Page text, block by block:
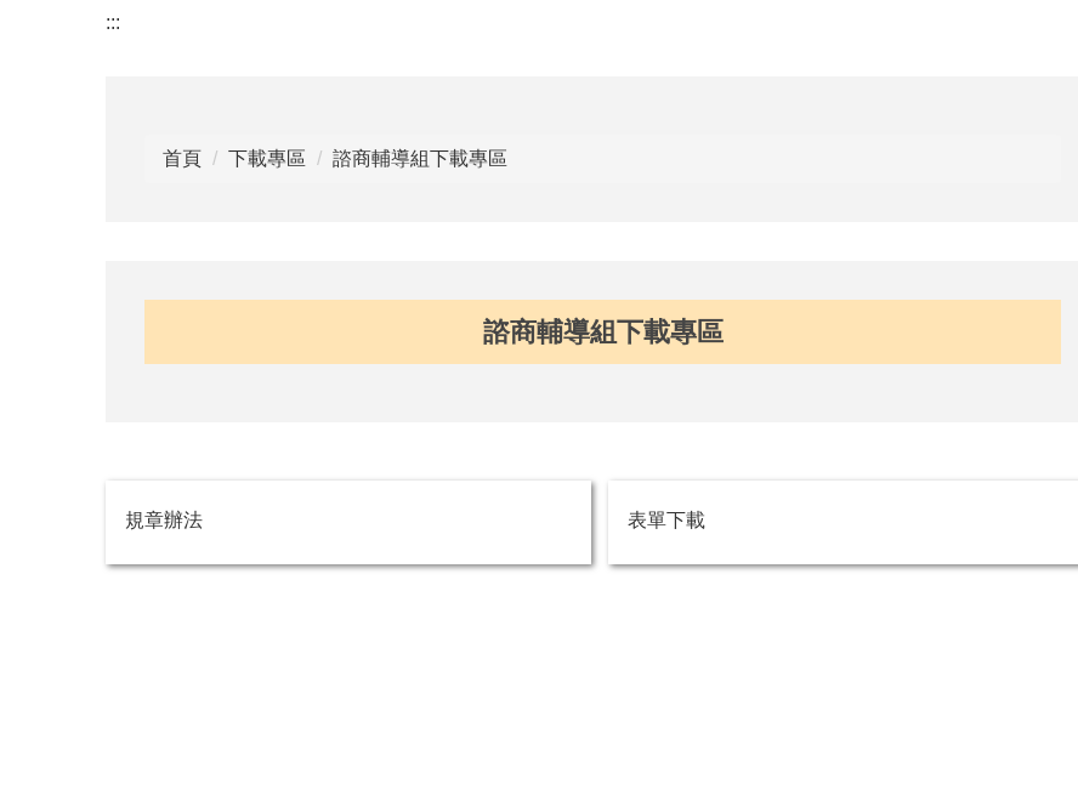
:::
首頁 下載專區 諮商輔導組下載專區
諮商輔導組下載專區
規章辦法 表單下載